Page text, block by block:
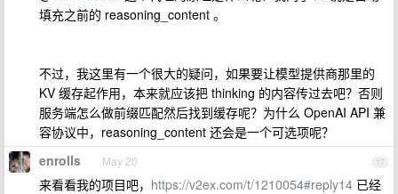
填充之前的 reasoning_content 。
不过，我这里有一个很大的疑问，如果要让模型提供商那里的
KV 缓存起作用，本来就应该把 thinking 的内容传过去吧？否则
服务端怎么做前缀匹配然后找到缓存呢？为什么 OpenAI API 兼
容协议中，reasoning_content 还会是一个可选项呢？
17
enrolls May 20
来看看我的项目吧， https://v2ex.com/t/1210054#reply14 已经